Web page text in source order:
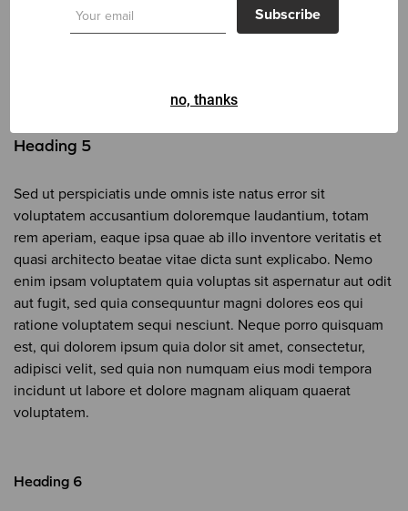
Subscribe
no, thanks
est, qui dolorem ipsum quia dolor sit amet, consectetur,
adipisci velit, sed quia non numquam eius modi tempora
Heading 5
Sed ut perspiciatis unde omnis iste natus error sit
voluptatem accusantium doloremque laudantium, totam
rem aperiam, eaque ipsa quae ab illo inventore veritatis et
quasi architecto beatae vitae dicta sunt explicabo. Nemo
enim ipsam voluptatem quia voluptas sit aspernatur aut odit
aut fugit, sed quia consequuntur magni dolores eos qui
ratione voluptatem sequi nesciunt. Neque porro quisquam
est, qui dolorem ipsum quia dolor sit amet, consectetur,
adipisci velit, sed quia non numquam eius modi tempora
incidunt ut labore et dolore magnam aliquam quaerat
voluptatem.
Heading 6